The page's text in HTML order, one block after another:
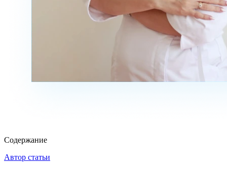
Содержание
Автор статьи